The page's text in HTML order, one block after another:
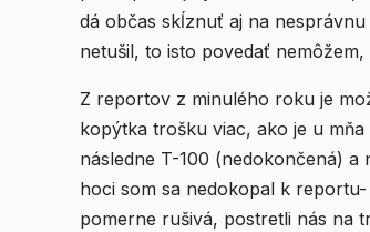
dá občas skĺznuť aj na nesprávnu
netušil, to isto povedať
Z reportov z minulého roku je
kopýtka trošku viac, ako je u
následne T-100 (nedokončená)
hoci som sa nedokopal k
pomerne rušivá, postretli nás na